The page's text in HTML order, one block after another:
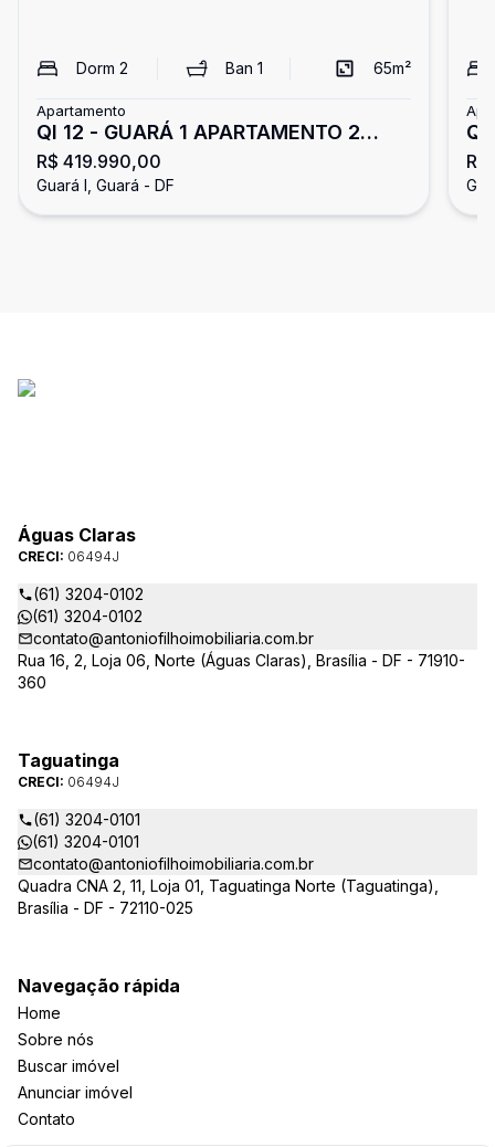
Dorm 2 Ban 1 65m²
Apartamento
QI 12 - GUARÁ 1 APARTAMENTO 2
QUARTOS 1 VAGA GARAGEM ACEITA
FINANCIAMENTO E FGTS
R$ 419.990,00
Guará I, Guará - DF
QI
Águas Claras
CRECI: 06494J
(61) 3204-0102
(61) 3204-0102
contato@antoniofilhoimobiliaria.com.br
Rua 16, 2, Loja 06, Norte (Águas Claras), Brasília - DF - 71910-
360
Taguatinga
CRECI: 06494J
(61) 3204-0101
(61) 3204-0101
contato@antoniofilhoimobiliaria.com.br
Quadra CNA 2, 11, Loja 01, Taguatinga Norte (Taguatinga),
Brasília - DF - 72110-025
Navegação rápida
Home
Sobre nós
Buscar imóvel
Anunciar imóvel
Contato